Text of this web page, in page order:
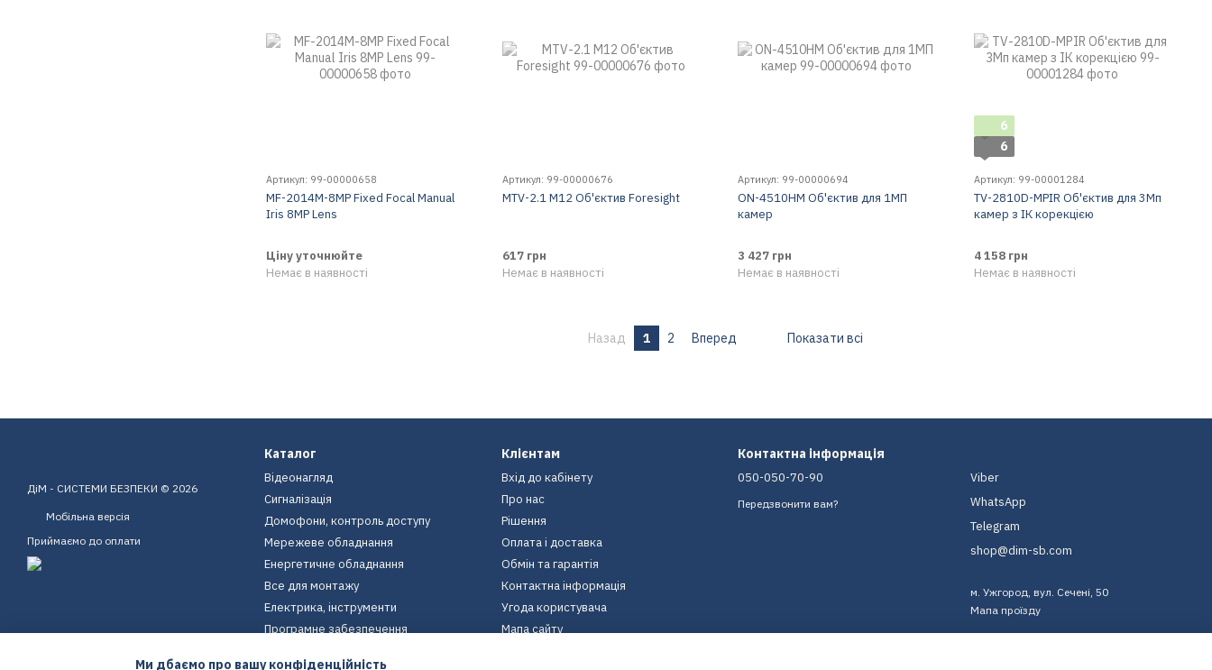
Артикул: 99-00000658
MF-2014M-8MP Fixed Focal Manual
Iris 8MP Lens
Ціну уточнюйте
Немає в наявності
Артикул: 99-00000676
MTV-2.1 M12 Об'єктив Foresight
617 грн
Немає в наявності
Артикул: 99-00000694
ON-4510HM Об'єктив для 1МП
камер
3 427 грн
Немає в наявності
6
6
Артикул: 99-00001284
TV-2810D-MPIR Об'єктив для 3Мп
камер з ІК корекцією
4 158 грн
Немає в наявності
Назад 1 2 Вперед Показати всі
ДіМ - СИСТЕМИ БЕЗПЕКИ © 2026
Мобільна версія
Приймаємо до оплати
Каталог
Відеонагляд
Сигналізація
Домофони, контроль доступу
Мережеве обладнання
Енергетичне обладнання
Все для монтажу
Електрика, інструменти
Програмне забезпечення
Клієнтам
Вхід до кабінету
Про нас
Рішення
Оплата і доставка
Обмін та гарантія
Контактна інформація
Угода користувача
Мапа сайту
Контактна інформація
050-050-70-90
Передзвонити вам?
Viber
WhatsApp
Telegram
shop@dim-sb.com
м. Ужгород, вул. Сечені, 50
Мапа проїзду
Ми дбаємо про вашу конфіденційність